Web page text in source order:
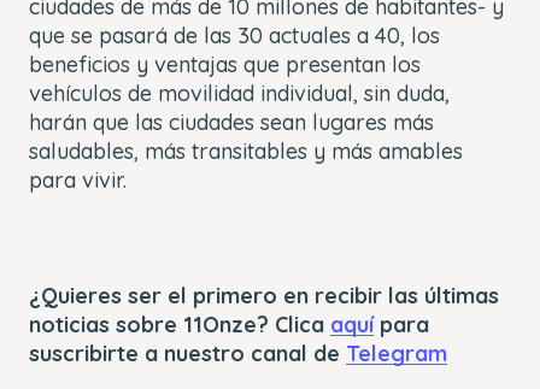
ciudades de más de 10 millones de habitantes- y
que se pasará de las 30 actuales a 40, los
beneficios y ventajas que presentan los
vehículos de movilidad individual, sin duda,
harán que las ciudades sean lugares más
saludables, más transitables y más amables
para vivir.
¿Quieres ser el primero en recibir las últimas
noticias sobre 11Onze? Clica aquípara
suscribirte a nuestro canal de Telegram